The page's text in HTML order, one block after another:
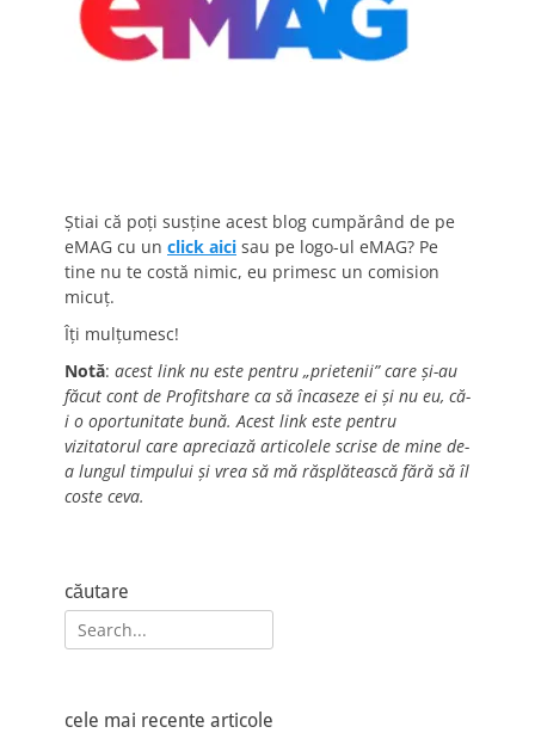
Știai că poți susține acest blog cumpărând de pe
eMAG cu un click aici sau pe logo-ul eMAG? Pe
tine nu te costă nimic, eu primesc un comision
micuț.
Îți mulțumesc!
Notă: acest link nu este pentru „prietenii” care și-au
făcut cont de Profitshare ca să încaseze ei și nu eu, că-
i o oportunitate bună. Acest link este pentru
vizitatorul care apreciază articolele scrise de mine de-
a lungul timpului și vrea să mă răsplătească fără să îl
coste ceva.
căutare
Search
for:
cele mai recente articole